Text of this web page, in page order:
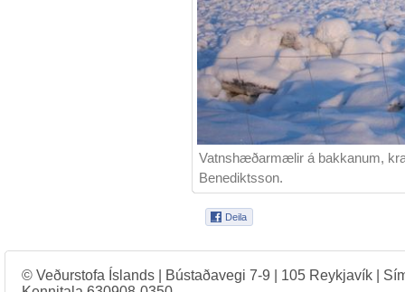
Vatnshæðarmælir á bakkanum,
Benediktsson.
© Veðurstofa Íslands | Bústaðavegi 7-9 | 105 Reykjavík |